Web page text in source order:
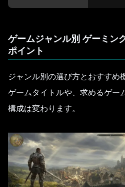
ゲームジャンル別 ゲーミン
ポイント
ジャンル別の選び方とおすすめ
ゲームタイトルや、求めるゲー
構成は変わります。